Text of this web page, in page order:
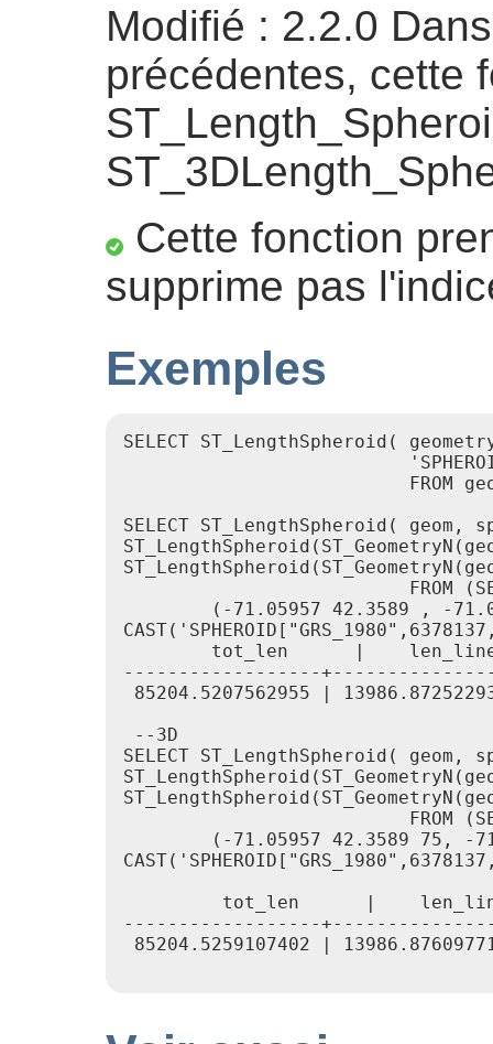
Modifié : 2.2.0
précédentes, cette
Cette fonction
supprime pas
Exemples
SELECT ST_LengthSpheroid(
FROM
SELECT ST_LengthSpheroid(
FROM
(-71.05957 42.3589 , -
tot_len      |
------------------
85204.5207562955 |
--3D
SELECT ST_LengthSpheroid(
FROM
(-71.05957 42.3589 75, -
tot_len      |
------------------
85204.5259107402 |